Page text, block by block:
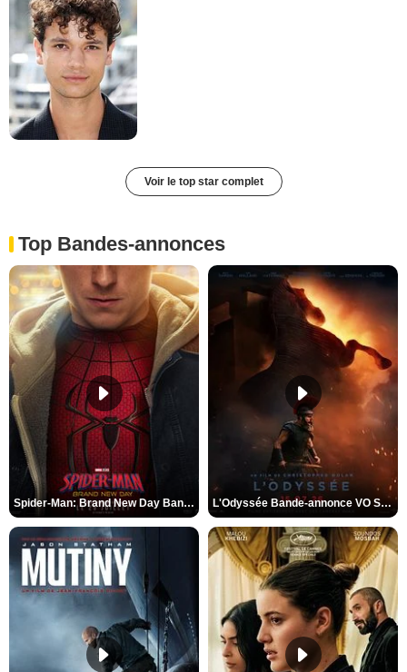
Voir le top star complet
Top Bandes-annonces
Spider-Man: Brand New Day Bande-annonce VO STFR L'Odyssée Bande-annonce VO STFR